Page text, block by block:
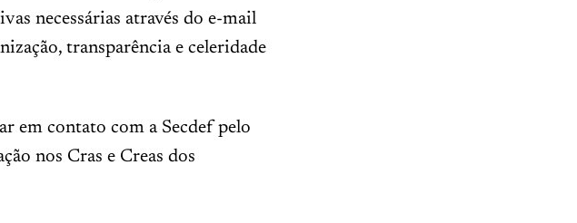
necessárias através do e-mail
transparência e celeridade
em contato com a Secdef pelo
nos Cras e Creas dos